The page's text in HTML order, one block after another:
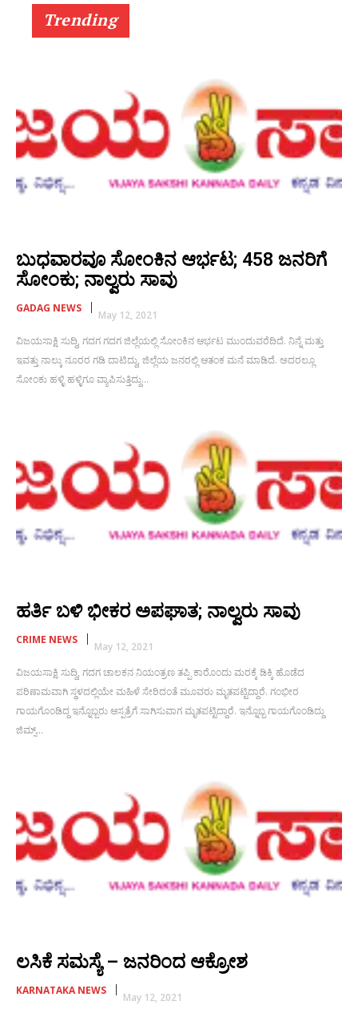
Trending
ಬುಧವಾರವೂ ಸೋಂಕಿನ ಆರ್ಭಟ; 458 ಜನರಿಗೆ
ಸೋಂಕು; ನಾಲ್ವರು ಸಾವು
GADAG NEWS
May 12, 2021
ವಿಜಯಸಾಕ್ಷಿ ಸುದ್ದಿ, ಗದಗ ಗದಗ ಜಿಲ್ಲೆಯಲ್ಲಿ ಸೋಂಕಿನ ಆರ್ಭಟ ಮುಂದುವರೆದಿದೆ. ನಿನ್ನೆ ಮತ್ತು
ಇವತ್ತು ನಾಲ್ಕು ನೂರರ ಗಡಿ ದಾಟಿದ್ದು, ಜಿಲ್ಲೆಯ ಜನರಲ್ಲಿ ಆತಂಕ ಮನೆ ಮಾಡಿದೆ. ಅದರಲ್ಲೂ
ಸೋಂಕು ಹಳ್ಳಿ ಹಳ್ಳಿಗೂ ವ್ಯಾಪಿಸುತ್ತಿದ್ದು...
ಹರ್ತಿ ಬಳಿ ಭೀಕರ ಅಪಘಾತ; ನಾಲ್ವರು ಸಾವು
CRIME NEWS
May 12, 2021
ವಿಜಯಸಾಕ್ಷಿ ಸುದ್ದಿ, ಗದಗ ಚಾಲಕನ ನಿಯಂತ್ರಣ ತಪ್ಪಿ ಕಾರೊಂದು ಮರಕ್ಕೆ ಡಿಕ್ಕಿ ಹೊಡೆದ
ಪರಿಣಾಮವಾಗಿ ಸ್ಥಳದಲ್ಲಿಯೇ ಮಹಿಳೆ ಸೇರಿದಂತೆ ಮೂವರು ಮೃತಪಟ್ಟಿದ್ದಾರೆ. ಗಂಭೀರ
ಗಾಯಗೊಂಡಿದ್ದ ಇನ್ನೊಬ್ಬರು ಆಸ್ಪತ್ರೆಗೆ ಸಾಗಿಸುವಾಗ ಮೃತಪಟ್ಟಿದ್ದಾರೆ. ಇನ್ನೊಬ್ಬ ಗಾಯಗೊಂಡಿದ್ದು
ಜಿಮ್ಸ್...
ಲಸಿಕೆ ಸಮಸ್ಯೆ – ಜನರಿಂದ ಆಕ್ರೋಶ
KARNATAKA NEWS
May 12, 2021